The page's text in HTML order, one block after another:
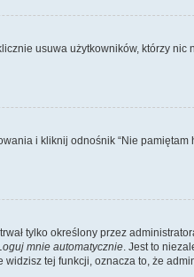
usuwa użytkowników, którzy nic
i kliknij odnośnik “Nie pamiętam
tylko określony przez
mnie automatycznie. Jest to
tej funkcji, oznacza to, że